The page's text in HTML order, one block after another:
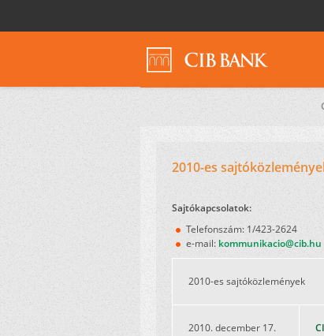
2010-es
Sajtókapcsolatok:
Telefonszám: 1/423-2624
e-mail: kommunikacio@cib.hu
2010-es sajtóközlemények
2010. december 17.